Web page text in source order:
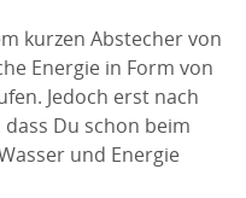
kurzen Abstecher von
Energie in Form von
Jedoch erst nach
Du schon beim
und Energie